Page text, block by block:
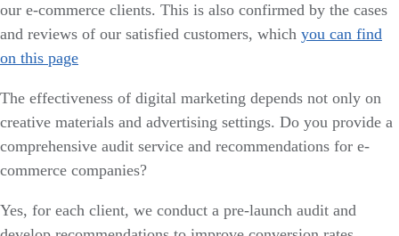
our e-commerce clients. This is also confirmed by the cases
and reviews of our satisfied customers, which you can find
on this page
The effectiveness of digital marketing depends not only on
creative materials and advertising settings. Do you provide a
comprehensive audit service and recommendations for e-
commerce companies?
Yes, for each client, we conduct a pre-launch audit and